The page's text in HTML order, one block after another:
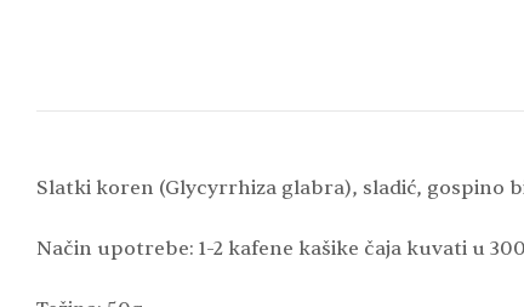
Slatki koren (Glycyrrhiza glabra), sladić, gospino
Način upotrebe: 1-2 kafene kašike čaja kuvati u